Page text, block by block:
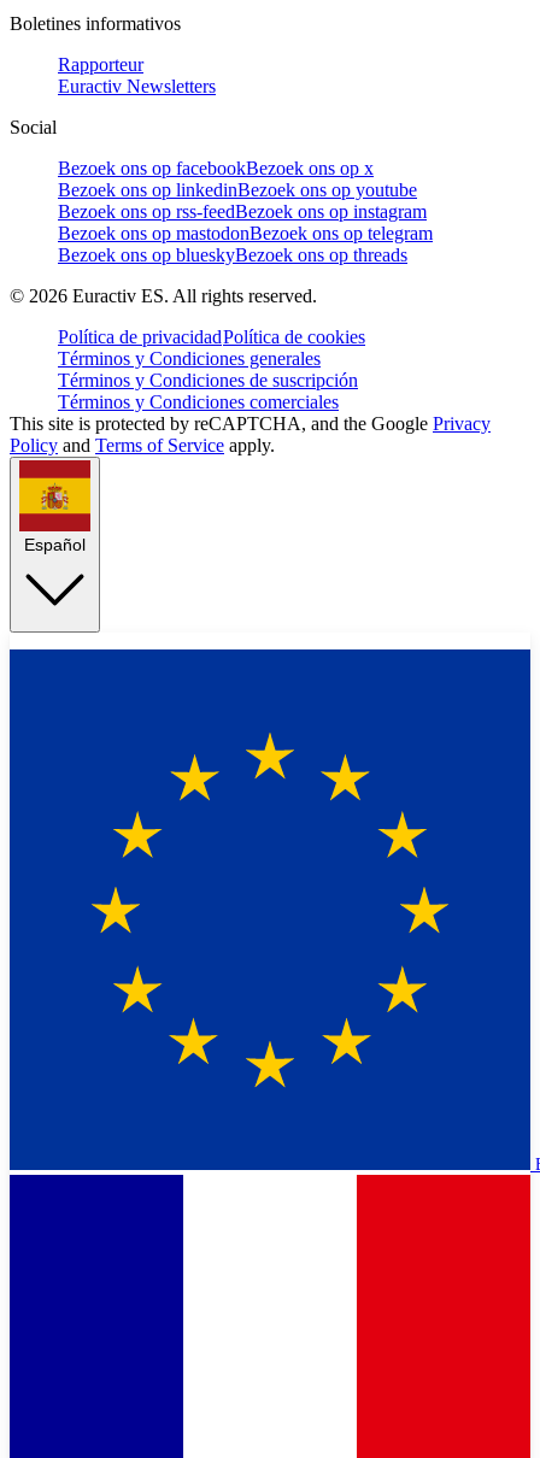
Boletines informativos
Rapporteur
Euractiv Newsletters
Social
Bezoek ons op facebookBezoek ons op x
Bezoek ons op linkedinBezoek ons op youtube
Bezoek ons op rss-feedBezoek ons op instagram
Bezoek ons op mastodonBezoek ons op telegram
Bezoek ons op blueskyBezoek ons op threads
© 2026 Euractiv ES. All rights reserved.
Política de privacidadPolítica de cookies
Términos y Condiciones generales
Términos y Condiciones de suscripción
Términos y Condiciones comerciales
This site is protected by reCAPTCHA, and the Google Privacy
Policy and Terms of Service apply.
Español